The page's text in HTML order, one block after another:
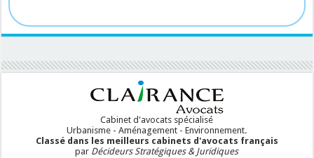
Cabinet d'avocats spécialisé
Urbanisme - Aménagement - Environnement.
Classé dans les meilleurs cabinets d'avocats français
par Décideurs Stratégiques & Juridiques